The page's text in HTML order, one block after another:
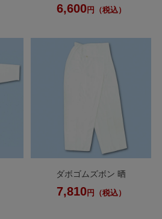
6,600円（税込）
ダボゴムズボン 晒
7,810円（税込）